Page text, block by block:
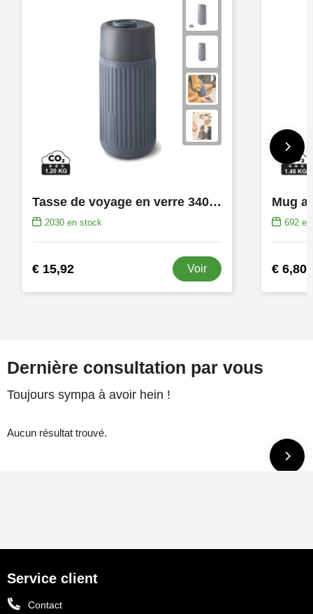
Tasse de voyage en verre 340ML Black+Blum
2030en stock
€ 15,92 Voir
Mug
692en
€ 6,80
Dernière consultation par vous
Toujours sympa à avoir hein !
Aucun résultat trouvé.
Service client
Contact